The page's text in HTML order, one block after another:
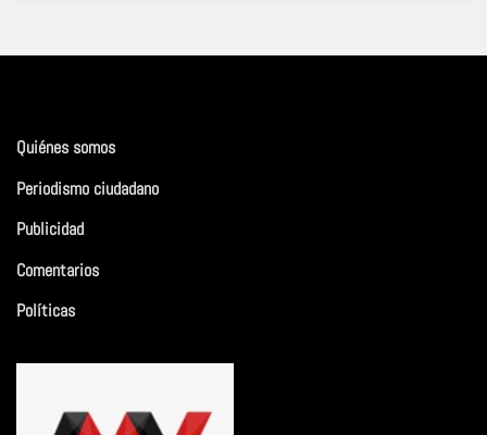
Quiénes somos
Periodismo ciudadano
Publicidad
Comentarios
Políticas